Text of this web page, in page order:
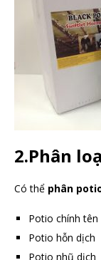
2.Phân
Có thể phân
Potio chính
Potio hỗn dịch
Potio nhũ dịch